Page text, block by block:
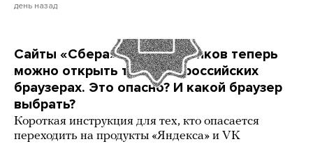
день назад
Сайты «Сбера» и других банков теперь
можно открыть только в российских
браузерах. Это опасно? И какой браузер
выбрать?
Короткая инструкция для тех, кто опасается
переходить на продукты «Яндекса» и VK